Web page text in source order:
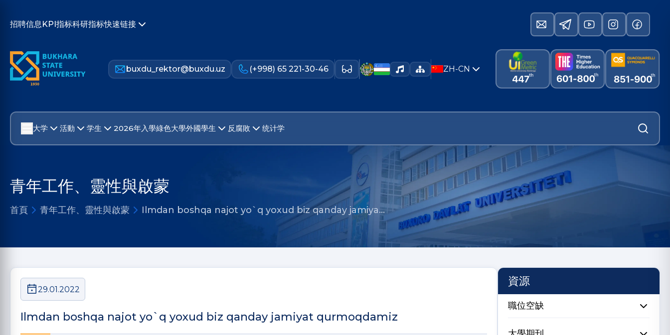
招聘信息KPI指标科研指标快速链接
buxdu_rektor@buxdu.uz (+998) 65 221-30-46 ZH-CN
大学 活動 学生 2026年入學綠色大學外國學生 反腐敗 统计学
青年工作、靈性與啟蒙
首頁 青年工作、靈性與啟蒙 Ilmdan boshqa najot yo`q yoxud biz qanday jamiya…
29.01.2022
Ilmdan boshqa najot yo`q yoxud biz qanday jamiyat qurmoqdamiz
資源
職位空缺